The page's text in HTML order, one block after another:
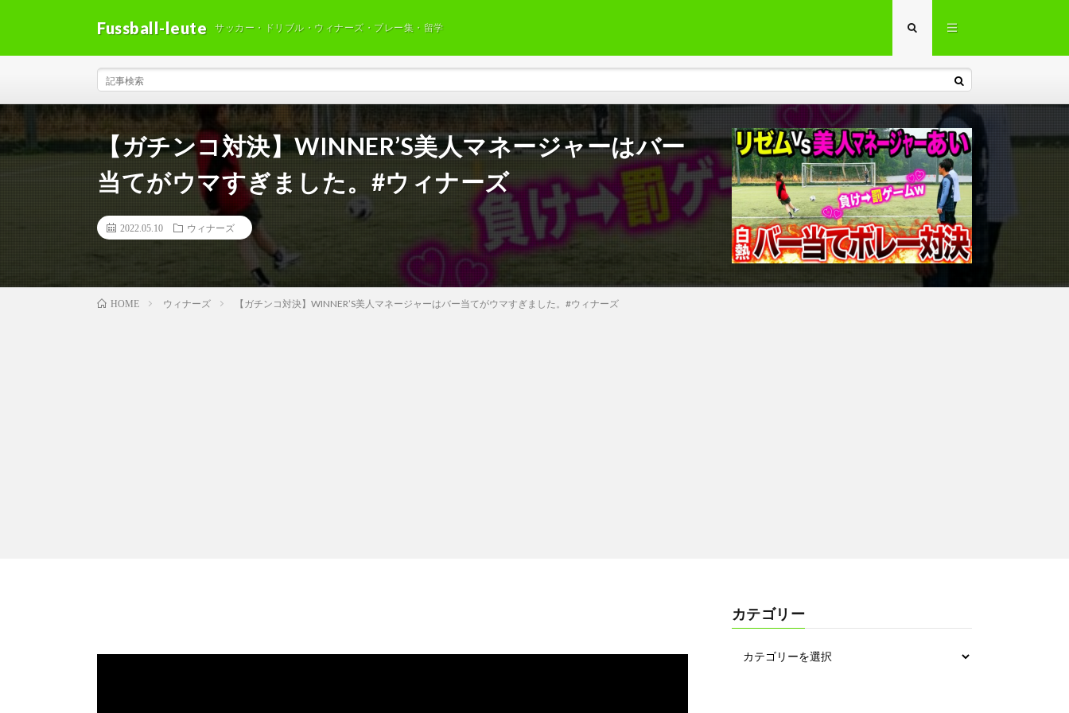
Fussball-leute サッカー・ドリブル・ウィナーズ・プレー集・留学
【ガチンコ対決】WINNER’S美人マネージャーはバー
当てがウマすぎました。#ウィナーズ
2022.05.10 ウィナーズ
HOME ウィナーズ 【ガチンコ対決】WINNER’S美人マネージャーはバー当てがウマすぎました。#ウィナーズ
カテゴリー